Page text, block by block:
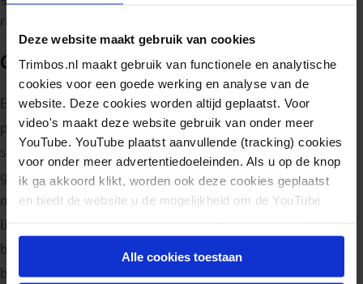
Deze website maakt gebruik van cookies
Trimbos.nl maakt gebruik van functionele en analytische
cookies voor een goede werking en analyse van de
website. Deze cookies worden altijd geplaatst. Voor
video's maakt deze website gebruik van onder meer
YouTube. YouTube plaatst aanvullende (tracking) cookies
voor onder meer advertentiedoeleinden. Als u op de knop
ik ga akkoord klikt, worden ook deze cookies geplaatst
en biedt de website u de mogelijkheid om de YouTube
intrekken.
Alle cookies toestaan
risico op een suïcidepoging [12,15,16].
Gelijksoortig gedrag
Er zijn enkele overeenkomsten in het gedrag van
personen met eenalcoholstoornisen personen met
suïcidaal gedrag [21]. Beiden willen ontsnappen aan hun
gedachten en gevoelens en een deel van de personen
met suïcidaal gedrag doet dit door het innemen van
lichaamsvreemde stoffen. Ze verwachten dan dat hun
bewustzijn als gevolg van deze inname zal veranderen,
bijvoorbeeld het stopzetten van gedachtes en gevoelens.